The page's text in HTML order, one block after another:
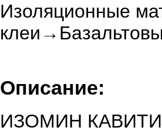
Изоляционные
клеи →
Описание:
ИЗОМИН КАВИТИ